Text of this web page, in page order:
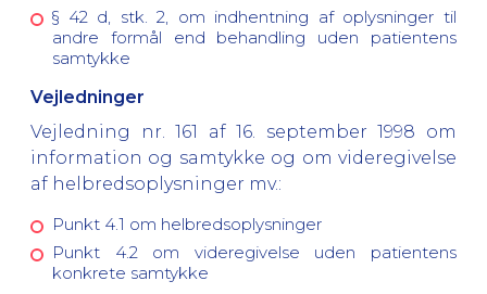
§ 42 d, stk. 2, om indhentning af oplysninger til
andre formål end behandling uden patientens
samtykke
Vejledninger
Vejledning nr. 161 af 16. september 1998 om
information og samtykke og om videregivelse
af helbredsoplysninger mv.:
Punkt 4.1 om helbredsoplysninger
Punkt 4.2 om videregivelse uden patientens
konkrete samtykke